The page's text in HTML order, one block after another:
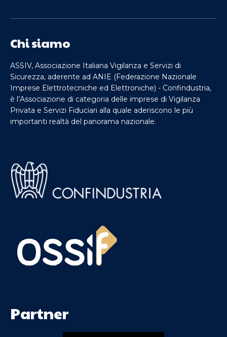
Chi siamo
ASSIV, Associazione Italiana Vigilanza e Servizi di
Sicurezza, aderente ad ANIE (Federazione Nazionale
Imprese Elettrotecniche ed Elettroniche) - Confindustria,
è l’Associazione di categoria delle imprese di Vigilanza
Privata e Servizi Fiduciari alla quale aderiscono le più
importanti realtà del panorama nazionale.
Partner